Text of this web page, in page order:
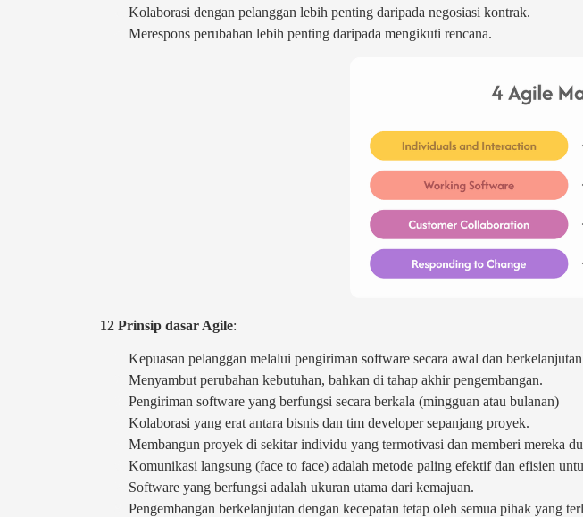
Kolaborasi dengan pelanggan lebih penting daripada negosiasi kontrak.
Merespons perubahan lebih penting daripada mengikuti rencana.
12 Prinsip dasar Agile:
Kepuasan pelanggan melalui pengiriman software secara awal dan
Menyambut perubahan kebutuhan, bahkan di tahap akhir pengembangan.
Pengiriman software yang berfungsi secara berkala (mingguan atau bulanan)
Kolaborasi yang erat antara bisnis dan tim developer sepanjang proyek.
Membangun proyek di sekitar individu yang termotivasi dan memberi mereka
Komunikasi langsung (face to face) adalah metode paling efektif dan efisien
Software yang berfungsi adalah ukuran utama dari kemajuan.
Pengembangan berkelanjutan dengan kecepatan tetap oleh semua pihak yang